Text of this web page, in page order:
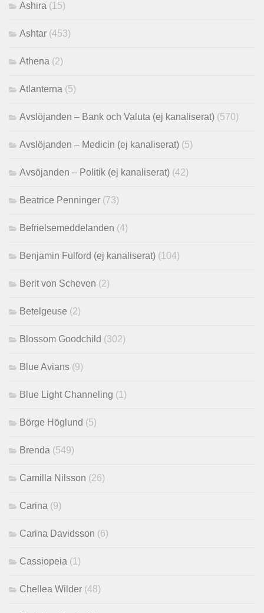
Ashira (15)
Ashtar (453)
Athena (2)
Atlanterna (5)
Avslöjanden – Bank och Valuta (ej kanaliserat) (570)
Avslöjanden – Medicin (ej kanaliserat) (5)
Avsöjanden – Politik (ej kanaliserat) (42)
Beatrice Penninger (73)
Befrielsemeddelanden (4)
Benjamin Fulford (ej kanaliserat) (104)
Berit von Scheven (2)
Betelgeuse (2)
Blossom Goodchild (302)
Blue Avians (9)
Blue Light Channeling (1)
Börge Höglund (5)
Brenda (549)
Camilla Nilsson (26)
Carina (9)
Carina Davidsson (6)
Cassiopeia (1)
Chellea Wilder (48)